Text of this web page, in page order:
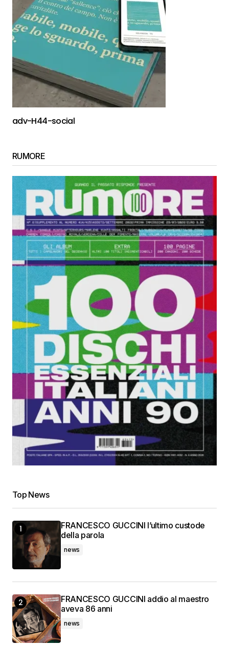
adv-H44-social
RUMORE
Top News
FRANCESCO GUCCINI l’ultimo custode
della parola
news
FRANCESCO GUCCINI addio al maestro
aveva 86 anni
news